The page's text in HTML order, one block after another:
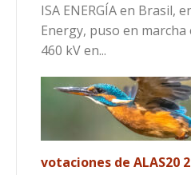
ISA ENERGÍA en Brasil,
Energy, puso en
460 kV en...
votaciones de ALAS20